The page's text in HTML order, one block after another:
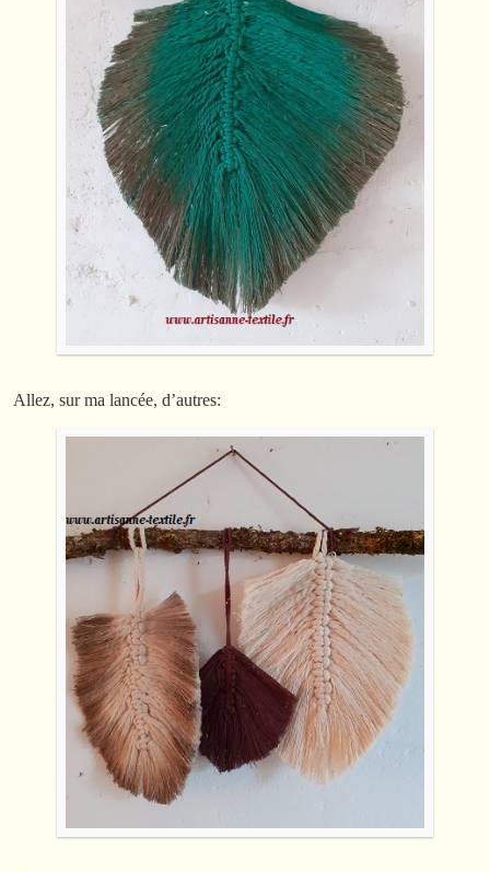
Allez, sur ma lancée, d’autres: